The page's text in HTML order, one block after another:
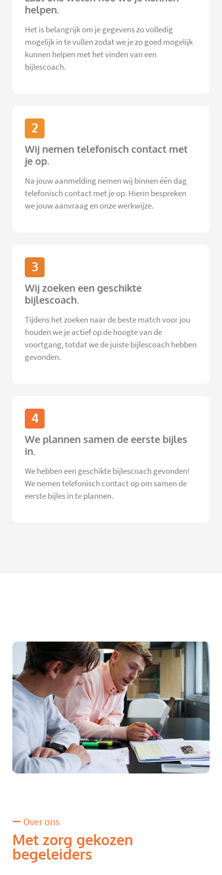
helpen.
Het is belangrijk om je gegevens zo volledig
mogelijk in te vullen zodat we je zo goed mogelijk
kunnen helpen met het vinden van een
bijlescoach.
2
Wij nemen telefonisch contact met
je op.
Na jouw aanmelding nemen wij binnen één dag
telefonisch contact met je op. Hierin bespreken
we jouw aanvraag en onze werkwijze.
3
Wij zoeken een geschikte
bijlescoach.
Tijdens het zoeken naar de beste match voor jou
houden we je actief op de hoogte van de
voortgang, totdat we de juiste bijlescoach hebben
gevonden.
4
We plannen samen de eerste bijles
in.
We hebben een geschikte bijlescoach gevonden!
We nemen telefonisch contact op om samen de
eerste bijles in te plannen.
Over ons
Met zorg gekozen
begeleiders